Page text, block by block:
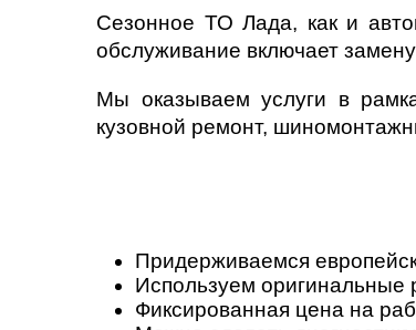
Сезонное ТО Лада, как и
обслуживание включает
Мы оказываем услуги в
кузовной ремонт,
Придерживаемся
Используем оригинальные
Фиксированная цена на